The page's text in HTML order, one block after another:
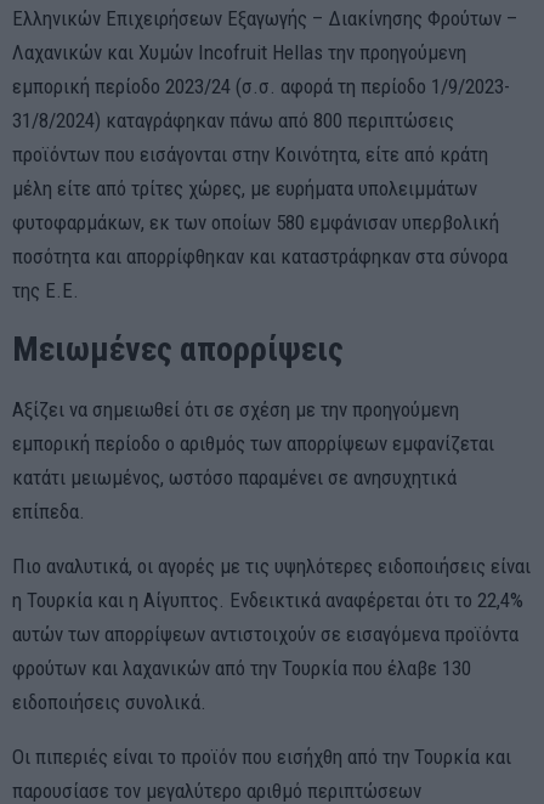
Ελληνικών Επιχειρήσεων Εξαγωγής – Διακίνησης Φρούτων –
Λαχανικών και Χυμών Incofruit Hellas την προηγούμενη
εμπορική περίοδο 2023/24 (σ.σ. αφορά τη περίοδο 1/9/2023-
31/8/2024) καταγράφηκαν πάνω από 800 περιπτώσεις
προϊόντων που εισάγονται στην Κοινότητα, είτε από κράτη
μέλη είτε από τρίτες χώρες, με ευρήματα υπολειμμάτων
φυτοφαρμάκων, εκ των οποίων 580 εμφάνισαν υπερβολική
ποσότητα και απορρίφθηκαν και καταστράφηκαν στα σύνορα
της Ε.Ε.
Μειωμένες απορρίψεις
Αξίζει να σημειωθεί ότι σε σχέση με την προηγούμενη
εμπορική περίοδο ο αριθμός των απορρίψεων εμφανίζεται
κατάτι μειωμένος, ωστόσο παραμένει σε ανησυχητικά
επίπεδα.
Πιο αναλυτικά, οι αγορές με τις υψηλότερες ειδοποιήσεις είναι
η Τουρκία και η Αίγυπτος. Ενδεικτικά αναφέρεται ότι το 22,4%
αυτών των απορρίψεων αντιστοιχούν σε εισαγόμενα προϊόντα
φρούτων και λαχανικών από την Τουρκία που έλαβε 130
ειδοποιήσεις συνολικά.
Οι πιπεριές είναι το προϊόν που εισήχθη από την Τουρκία και
παρουσίασε τον μεγαλύτερο αριθμό περιπτώσεων